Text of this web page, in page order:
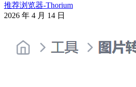
推荐浏览器-Thorium
2026 年 4 月 14 日